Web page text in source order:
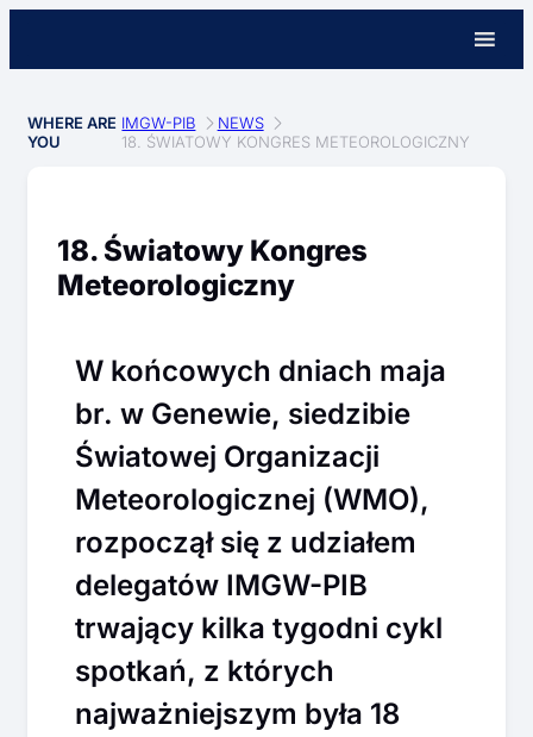
WHERE ARE
YOU
IMGW-PIB
NEWS
18. ŚWIATOWY KONGRES METEOROLOGICZNY
18. Światowy Kongres
Meteorologiczny
W końcowych dniach maja
br. w Genewie, siedzibie
Światowej Organizacji
Meteorologicznej (WMO),
rozpoczął się z udziałem
delegatów IMGW-PIB
trwający kilka tygodni cykl
spotkań, z których
najważniejszym była 18